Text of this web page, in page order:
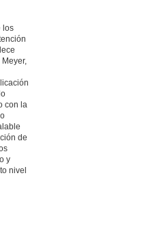
los
con la
de
y
nivel